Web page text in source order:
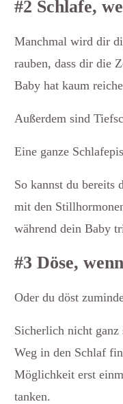
#2 Schlafe,
Manchmal wird dir
rauben, dass dir die
Baby hat kaum
Außerdem sind
Eine ganze
So kannst du bereits
mit den
während dein Baby
#3 Döse,
Oder du döst
Sicherlich nicht
Weg in den Schlaf
Möglichkeit erst
tanken.